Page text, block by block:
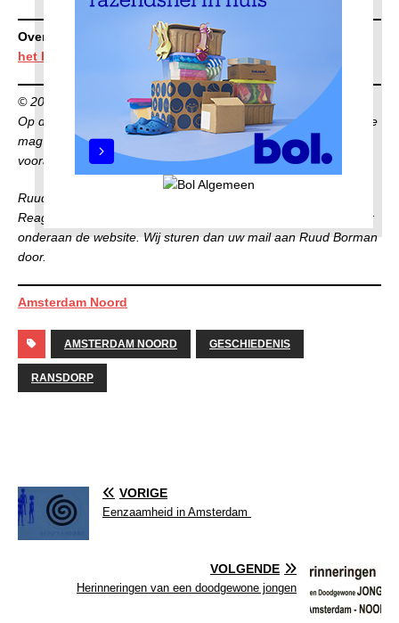
Overzicht alle afleveringenMuseale objecten van boven
het IJ
© 2022 Ruud Borman
Op deze publicatie berust auteursrecht. Niets uit deze publicatie
mag op enigerlei wijze worden gepubliceerd zonder
voorafgaande toestemming van Ruud Borman.
Ruud maakt de series geheel op eigen titel.
Reageren? U kunt contact met de redactie opnemen via de link
onderaan de website. Wij sturen dan uw mail aan Ruud Borman
door.
Amsterdam Noord
AMSTERDAM NOORD GESCHIEDENIS
RANSDORP
VORIGE
Eenzaamheid in Amsterdam
VOLGENDE
Herinneringen van een doodgewone jongen